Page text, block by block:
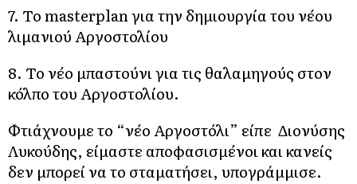
7. Το masterplan για την δημιουργία του νέου
λιμανιού Αργοστολίου
8. Το νέο μπαστούνι για τις θαλαμηγούς στον
κόλπο του Αργοστολίου.
Φτιάχνουμε το “νέο Αργοστόλι” είπε Διονύσης
Λυκούδης, είμαστε αποφασισμένοι και κανείς
δεν μπορεί να το σταματήσει, υπογράμμισε.